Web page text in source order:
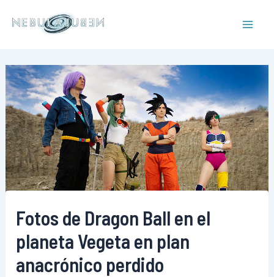
Fotos de Dragon Ball en el
planeta Vegeta en plan
anacrónico perdido